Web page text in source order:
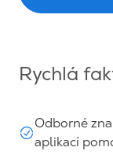
Rychlá
Odborné
aplikací